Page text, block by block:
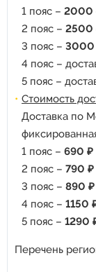
1 пояс – 2000
2 пояс – 2500
3 пояс – 3000
4 пояс –
5 пояс –
Стоимость
Доставка по
1 пояс – 690 ₽
2 пояс – 790 ₽
3 пояс – 890 ₽
4 пояс – 1150
5 пояс – 1290
Перечень